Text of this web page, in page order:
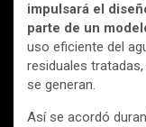
impulsará el
parte de un
uso eficiente del
residuales
se generan.
Así se acordó